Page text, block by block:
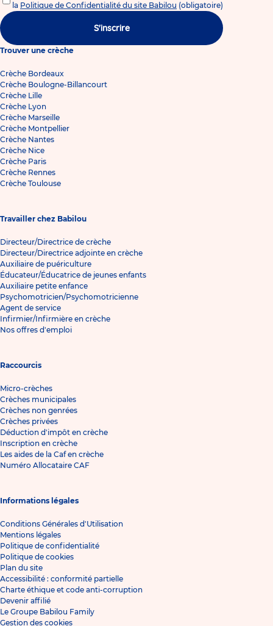
la Politique de Confidentialité du site Babilou (obligatoire)
S'inscrire
Trouver une crèche
Crèche Bordeaux
Crèche Boulogne-Billancourt
Crèche Lille
Crèche Lyon
Crèche Marseille
Crèche Montpellier
Crèche Nantes
Crèche Nice
Crèche Paris
Crèche Rennes
Crèche Toulouse
Travailler chez Babilou
Directeur/Directrice de crèche
Directeur/Directrice adjointe en crèche
Auxiliaire de puériculture
Éducateur/Éducatrice de jeunes enfants
Auxiliaire petite enfance
Psychomotricien/Psychomotricienne
Agent de service
Infirmier/Infirmière en crèche
Nos offres d'emploi
Raccourcis
Micro-crèches
Crèches municipales
Crèches non genrées
Crèches privées
Déduction d'impôt en crèche
Inscription en crèche
Les aides de la Caf en crèche
Numéro Allocataire CAF
Informations légales
Conditions Générales d'Utilisation
Mentions légales
Politique de confidentialité
Politique de cookies
Plan du site
Accessibilité : conformité partielle
Charte éthique et code anti-corruption
Devenir affilié
Le Groupe Babilou Family
Gestion des cookies